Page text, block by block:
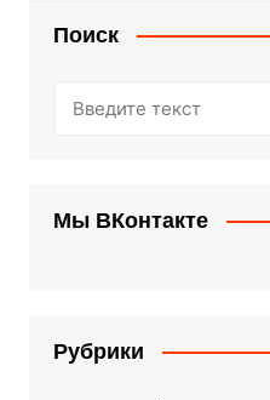
Поиск
Мы ВКонтакте
Рубрики